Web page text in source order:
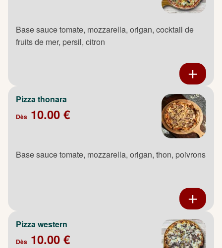
Base sauce tomate, mozzarella, origan, cocktail de
fruits de mer, persil, citron
Pizza thonara
Dès 10.00 €
Base sauce tomate, mozzarella, origan, thon, poivrons
Pizza western
Dès 10.00 €